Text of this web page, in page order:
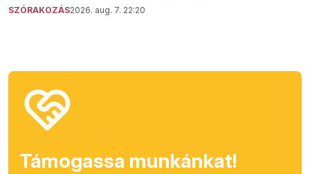
SZÓRAKOZÁS2026. aug. 7. 22:20
Támogassa munkánkat!